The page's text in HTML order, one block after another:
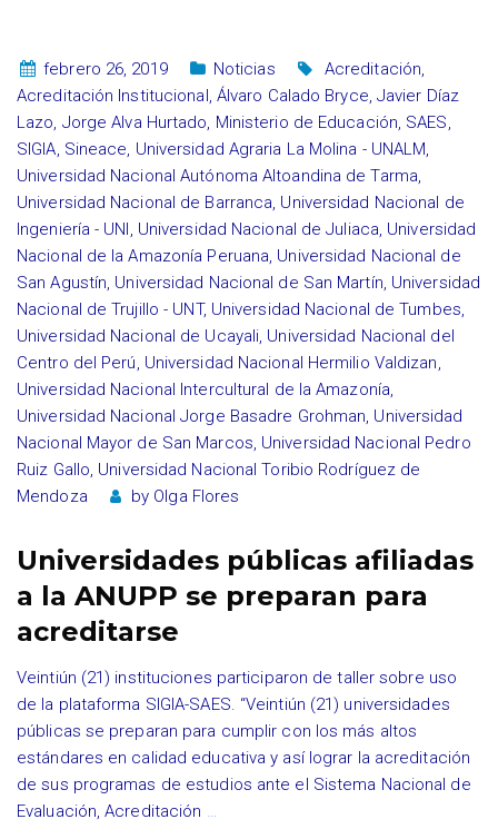
febrero 26, 2019 Noticias Acreditación,
Acreditación Institucional, Álvaro Calado Bryce, Javier Díaz
Lazo, Jorge Alva Hurtado, Ministerio de Educación, SAES,
SIGIA, Sineace, Universidad Agraria La Molina - UNALM,
Universidad Nacional Autónoma Altoandina de Tarma,
Universidad Nacional de Barranca, Universidad Nacional de
Ingeniería - UNI, Universidad Nacional de Juliaca, Universidad
Nacional de la Amazonía Peruana, Universidad Nacional de
San Agustín, Universidad Nacional de San Martín, Universidad
Nacional de Trujillo - UNT, Universidad Nacional de Tumbes,
Universidad Nacional de Ucayali, Universidad Nacional del
Centro del Perú, Universidad Nacional Hermilio Valdizan,
Universidad Nacional Intercultural de la Amazonía,
Universidad Nacional Jorge Basadre Grohman, Universidad
Nacional Mayor de San Marcos, Universidad Nacional Pedro
Ruiz Gallo, Universidad Nacional Toribio Rodríguez de
Mendoza
by Olga Flores
Universidades públicas afiliadas
a la ANUPP se preparan para
acreditarse
Veintiún (21) instituciones participaron de taller sobre uso
de la plataforma SIGIA-SAES. “Veintiún (21) universidades
públicas se preparan para cumplir con los más altos
estándares en calidad educativa y así lograr la acreditación
de sus programas de estudios ante el Sistema Nacional de
Evaluación, Acreditación …